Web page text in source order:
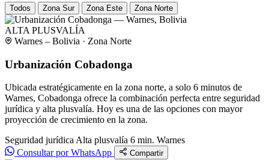
Todos Zona Sur Zona Este Zona Norte
ALTA PLUSVALÍA
Warnes – Bolivia · Zona Norte
Urbanización Cobadonga
Ubicada estratégicamente en la zona norte, a solo 6 minutos de
Warnes, Cobadonga ofrece la combinación perfecta entre seguridad
jurídica y alta plusvalía. Hoy es una de las opciones con mayor
proyección de crecimiento en la zona.
Seguridad jurídica Alta plusvalía 6 min. Warnes
Consultar por WhatsApp
Compartir